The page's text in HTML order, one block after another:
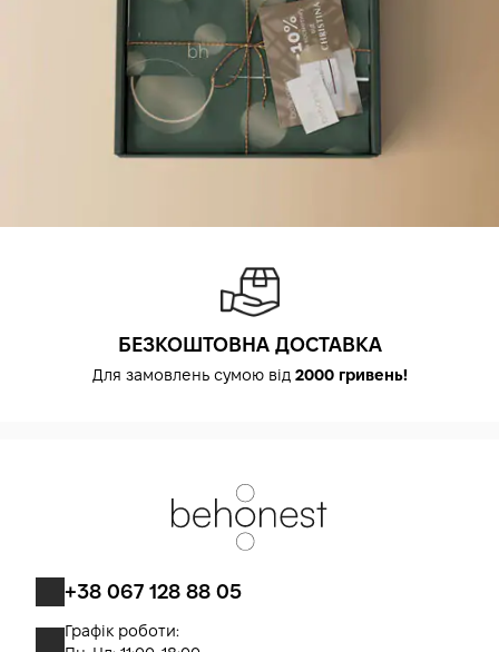
БЕЗКОШТОВНА ДОСТАВКА
Для замовлень сумою від 2000 гривень!
+38 067 128 88 05
Графік роботи: